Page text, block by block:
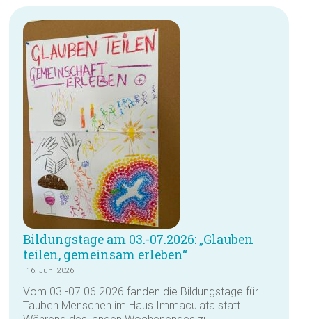
Bildungstage am 03.-07.2026: „Glauben
teilen, gemeinsam erleben“
16. Juni 2026
Vom 03.-07.06.2026 fanden die Bildungstage für
Tauben Menschen im Haus Immaculata statt.